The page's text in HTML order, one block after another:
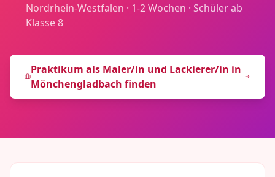
Nordrhein-Westfalen · 1-2 Wochen · Schüler ab
Klasse 8
Praktikum als Maler/in und Lackierer/in in
Mönchengladbach finden